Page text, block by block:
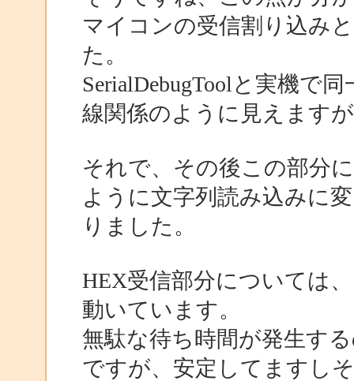
マイコンの受信割り込み
た。
SerialDebugToolと実機で
線関係のように見えます
それで、その後この部分
ように文字列読み込みに
りました。
HEX受信部分については
動いています。
無駄な待ち時間が発生す
ですが、安定してますし